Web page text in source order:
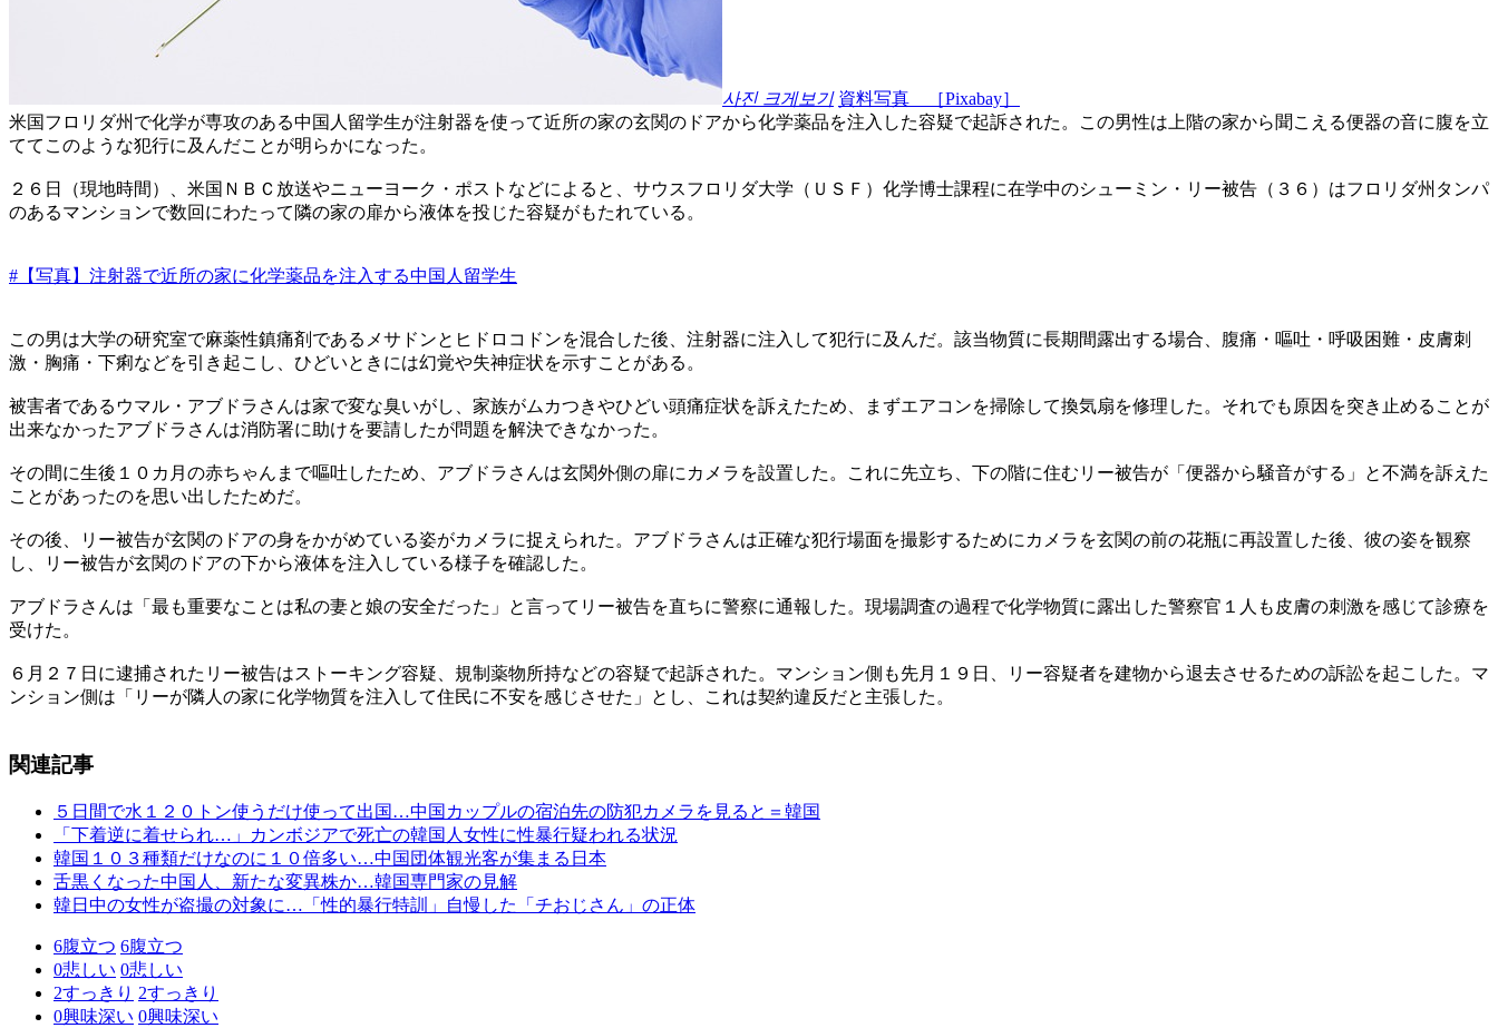
사진 크게보기 資料写真 ［Pixabay］
米国フロリダ州で化学が専攻のある中国人留学生が注射器を使って近所の家の玄関のドアから化学薬品を注入した容疑で起訴された。この男性は上階の家から聞こえる便器の音に腹を立
ててこのような犯行に及んだことが明らかになった。
２６日（現地時間）、米国ＮＢＣ放送やニューヨーク・ポストなどによると、サウスフロリダ大学（ＵＳＦ）化学博士課程に在学中のシューミン・リー被告（３６）はフロリダ州タンパ
のあるマンションで数回にわたって隣の家の扉から液体を投じた容疑がもたれている。
#【写真】注射器で近所の家に化学薬品を注入する中国人留学生
この男は大学の研究室で麻薬性鎮痛剤であるメサドンとヒドロコドンを混合した後、注射器に注入して犯行に及んだ。該当物質に長期間露出する場合、腹痛・嘔吐・呼吸困難・皮膚刺
激・胸痛・下痢などを引き起こし、ひどいときには幻覚や失神症状を示すことがある。
被害者であるウマル・アブドラさんは家で変な臭いがし、家族がムカつきやひどい頭痛症状を訴えたため、まずエアコンを掃除して換気扇を修理した。それでも原因を突き止めることが
出来なかったアブドラさんは消防署に助けを要請したが問題を解決できなかった。
その間に生後１０カ月の赤ちゃんまで嘔吐したため、アブドラさんは玄関外側の扉にカメラを設置した。これに先立ち、下の階に住むリー被告が「便器から騒音がする」と不満を訴えた
ことがあったのを思い出したためだ。
その後、リー被告が玄関のドアの身をかがめている姿がカメラに捉えられた。アブドラさんは正確な犯行場面を撮影するためにカメラを玄関の前の花瓶に再設置した後、彼の姿を観察
し、リー被告が玄関のドアの下から液体を注入している様子を確認した。
アブドラさんは「最も重要なことは私の妻と娘の安全だった」と言ってリー被告を直ちに警察に通報した。現場調査の過程で化学物質に露出した警察官１人も皮膚の刺激を感じて診療を
受けた。
６月２７日に逮捕されたリー被告はストーキング容疑、規制薬物所持などの容疑で起訴された。マンション側も先月１９日、リー容疑者を建物から退去させるための訴訟を起こした。マ
ンション側は「リーが隣人の家に化学物質を注入して住民に不安を感じさせた」とし、これは契約違反だと主張した。
関連記事
５日間で水１２０トン使うだけ使って出国…中国カップルの宿泊先の防犯カメラを見ると＝韓国
「下着逆に着せられ…」カンボジアで死亡の韓国人女性に性暴行疑われる状況
韓国１０３種類だけなのに１０倍多い…中国団体観光客が集まる日本
舌黒くなった中国人、新たな変異株か…韓国専門家の見解
韓日中の女性が盗撮の対象に…「性的暴行特訓」自慢した「チおじさん」の正体
6腹立つ 6腹立つ
0悲しい 0悲しい
2すっきり 2すっきり
0興味深い 0興味深い